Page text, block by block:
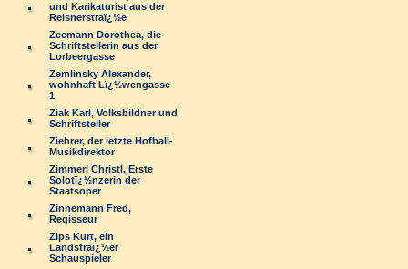
und Karikaturist aus der
Reisnerstraï¿½e
Zeemann Dorothea, die
Schriftstellerin aus der
Lorbeergasse
Zemlinsky Alexander,
wohnhaft Lï¿½wengasse
1
Ziak Karl, Volksbildner und
Schriftsteller
Ziehrer, der letzte Hofball-
Musikdirektor
Zimmerl Christl, Erste
Solotï¿½nzerin der
Staatsoper
Zinnemann Fred,
Regisseur
Zips Kurt, ein
Landstraï¿½er
Schauspieler